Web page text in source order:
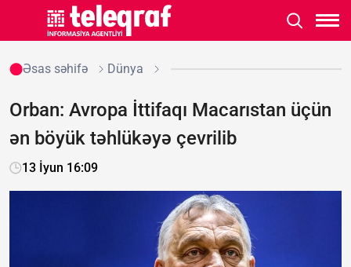
Əsas səhifə Dünya
Orban: Avropa İttifaqı Macarıstan üçün
ən böyük təhlükəyə çevrilib
13 İyun 16:09